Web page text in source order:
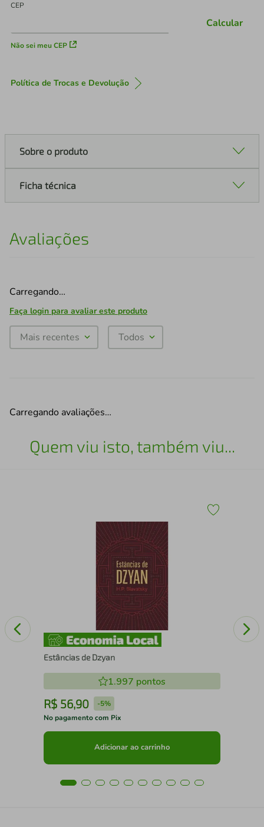
CEP
Não sei meu CEP
Calcular
Política de Trocas e Devolução
Sobre o produto
Ficha técnica
Avaliações
Carregando…
Faça login para avaliar este produto
Mais recentes Todos
Carregando avaliações…
Quem viu isto, também viu...
Estâncias de Dzyan
1.997 pontos
R$ 56,90 -5%
No pagamento com Pix
Adicionar ao carrinho